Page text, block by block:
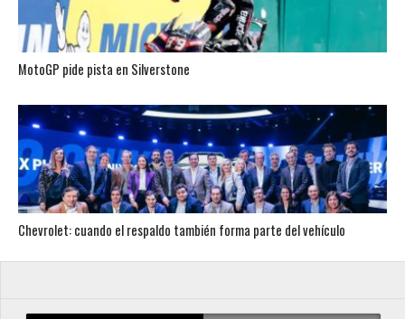
MotoGP pide pista en Silverstone
Chevrolet: cuando el respaldo también forma parte del vehículo